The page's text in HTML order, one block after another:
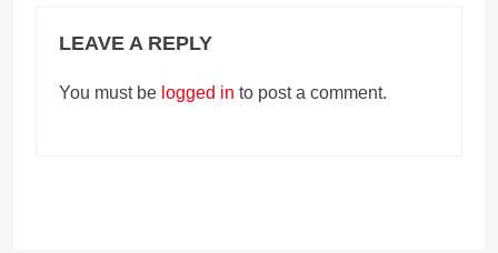
LEAVE A REPLY
You must be logged in to post a comment.